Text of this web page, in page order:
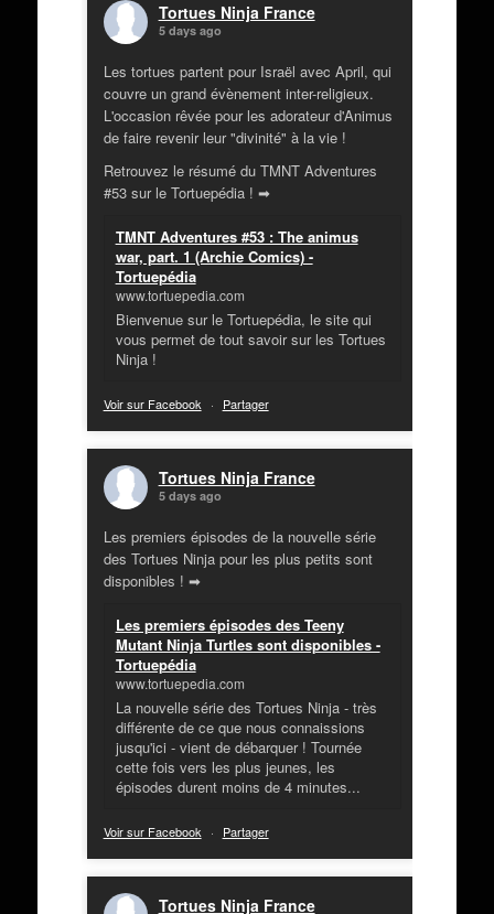
Tortues Ninja France
5 days ago
Les tortues partent pour Israël avec April, qui
couvre un grand évènement inter-religieux.
L'occasion rêvée pour les adorateur d'Animus
de faire revenir leur "divinité" à la vie !
Retrouvez le résumé du TMNT Adventures
#53 sur le Tortuepédia ! ➡
TMNT Adventures #53 : The animus
war, part. 1 (Archie Comics) -
Tortuepédia
www.tortuepedia.com
Bienvenue sur le Tortuepédia, le site qui
vous permet de tout savoir sur les Tortues
Ninja !
Voir sur Facebook · Partager
Tortues Ninja France
5 days ago
Les premiers épisodes de la nouvelle série
des Tortues Ninja pour les plus petits sont
disponibles ! ➡
Les premiers épisodes des Teeny
Mutant Ninja Turtles sont disponibles -
Tortuepédia
www.tortuepedia.com
La nouvelle série des Tortues Ninja - très
différente de ce que nous connaissions
jusqu'ici - vient de débarquer ! Tournée
cette fois vers les plus jeunes, les
épisodes durent moins de 4 minutes...
Voir sur Facebook · Partager
Tortues Ninja France